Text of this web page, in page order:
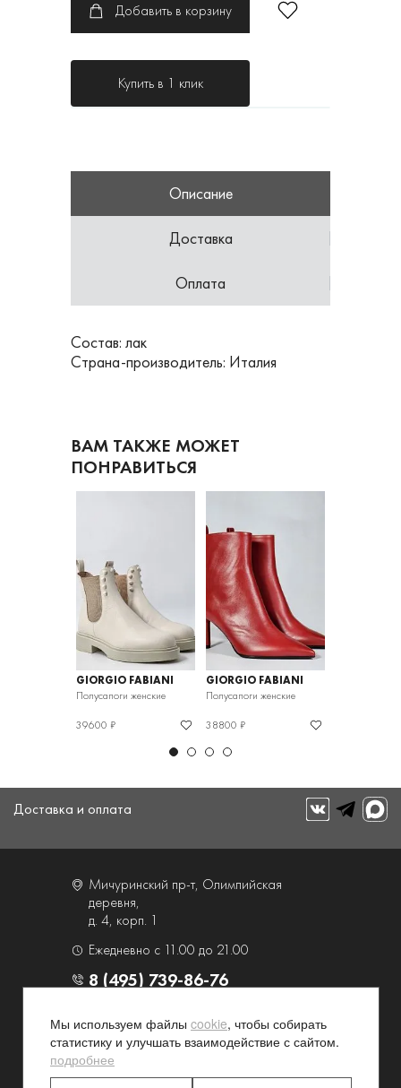
Добавить в корзину
Купить в 1 клик
Описание
Доставка
Оплата
Состав: лак
Страна-производитель: Италия
ВАМ ТАКЖЕ МОЖЕТ
ПОНРАВИТЬСЯ
GIORGIO FABIANI
Полусапоги женские
39600 ₽
GIORGIO FABIANI
Полусапоги женские
38800 ₽
Доставка и оплата
Мичуринский пр-т, Олимпийская
деревня,
д. 4, корп. 1
Ежедневно с 11.00 до 21.00
8 (495) 739-86-76
О компании
Услуги
Контакты и схема проезда
Наши преимущества
Мы используем файлы cookie, чтобы собирать
статистику и улучшать взаимодействие с сайтом.
подробнее